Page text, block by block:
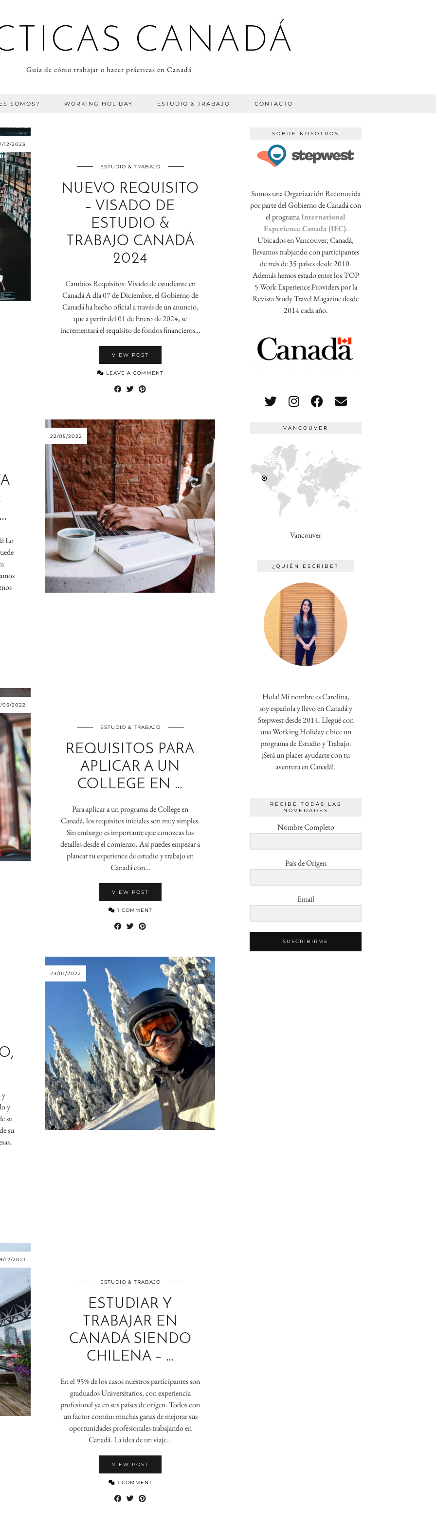
CANADÁ
Guía de cómo trabajar o hacer prácticas en Canadá
SOMOS? WORKING HOLIDAY ESTUDIO & TRABAJO CONTACTO
12/2023
ESTUDIO & TRABAJO
NUEVO REQUISITO
– VISADO DE
ESTUDIO &
TRABAJO CANADÁ
2024
Cambios Requisitos: Visado de estudiante en
Canadá A día 07 de Diciembre, el Gobierno de
Canadá ha hecho oficial a través de un anuncio,
que a partir del 01 de Enero de 2024, se
incrementará el requisito de fondos financieros…
VIEW POST
LEAVE A COMMENT
22/05/2022
Lo
05/2022
ESTUDIO & TRABAJO
REQUISITOS PARA
APLICAR A UN
COLLEGE EN …
Para aplicar a un programa de College en
Canadá, los requisitos iniciales son muy simples.
Sin embargo es importante que conozcas los
detalles desde el comienzo. Así puedes empezar a
planear tu experience de estudio y trabajo en
Canadá con…
VIEW POST
1 COMMENT
23/01/2022
y
y
su
su
12/2021
ESTUDIO & TRABAJO
ESTUDIAR Y
TRABAJAR EN
CANADÁ SIENDO
CHILENA – …
En el 95% de los casos nuestros participantes son
graduados Universitarios, con experiencia
profesional ya en sus países de origen. Todos con
un factor común: muchas ganas de mejorar sus
oportunidades profesionales trabajando en
Canadá. La idea de un viaje…
VIEW POST
1 COMMENT
SOBRE NOSOTROS
Somos una Organización Reconocida
por parte del Gobierno de Canadá con
el programaInternational
Experience Canada (IEC).
Ubicados en Vancouver, Canadá,
llevamos trabjando con participantes
de más de 35 países desde 2010.
Además hemos estado entre los TOP
5 Work Experience Providers por la
Revista Study Travel Magazine desde
2014 cada año.
VANCOUVER
Vancouver
¿QUIÉN ESCRIBE?
Hola! Mi nombre es Carolina,
soy española y llevo en Canadá y
Stepwest desde 2014. Llegué con
una Working Holiday e hice un
programa de Estudio y Trabajo.
¡Será un placer ayudarte con tu
aventura en Canadá!.
RECIBE TODAS LAS
NOVEDADES
Nombre Completo
Pais de Origen
Email
SUSCRIBIRME